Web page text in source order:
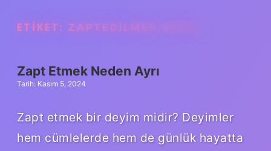
ETIKET: ZAPTEDILMEK NEDIR
Zapt Etmek Neden Ayrı
Tarih: Kasım 5, 2024
Zapt etmek bir deyim midir? Deyimler
hem cümlelerde hem de günlük hayatta